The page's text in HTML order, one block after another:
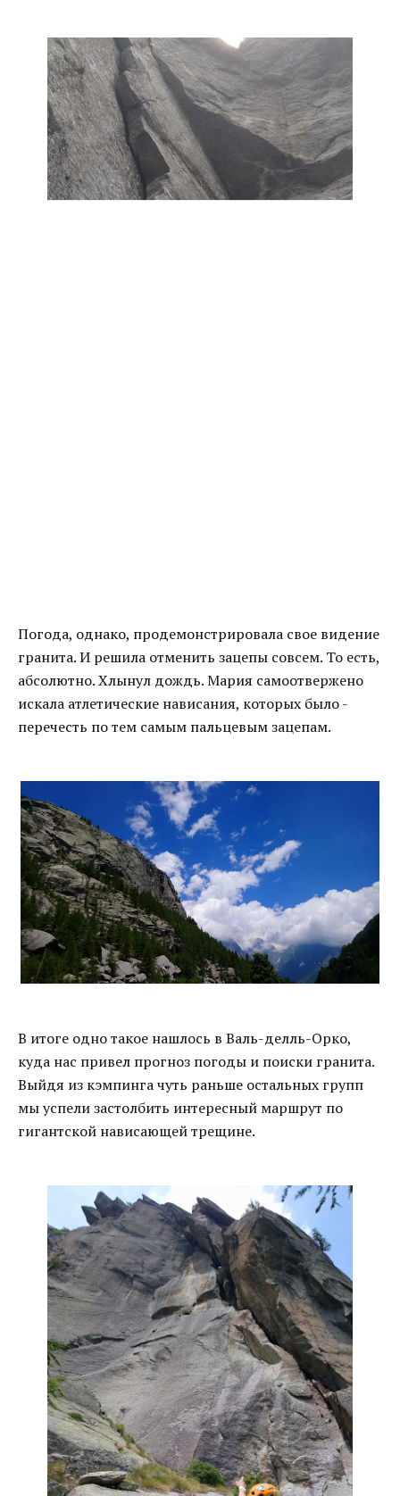
Погода, однако, продемонстрировала свое видение
гранита. И решила отменить зацепы совсем. То есть,
абсолютно. Хлынул дождь. Мария самоотвержено
искала атлетические нависания, которых было -
перечесть по тем самым пальцевым зацепам.
В итоге одно такое нашлось в Валь-делль-Орко,
куда нас привел прогноз погоды и поиски гранита.
Выйдя из кэмпинга чуть раньше остальных групп
мы успели застолбить интересный маршрут по
гигантской нависающей трещине.